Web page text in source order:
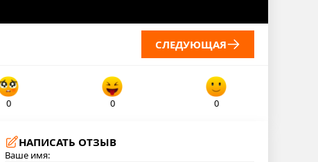
СЛЕДУЮЩАЯ
0 0 0
НАПИСАТЬ ОТЗЫВ
Ваше имя: